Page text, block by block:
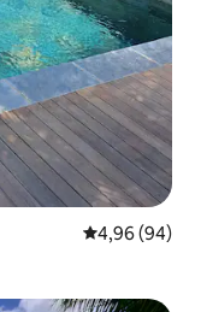
Gemiddelde
4,96 (94)